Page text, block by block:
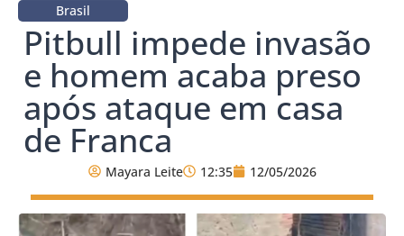
Brasil
Pitbull impede invasão
e homem acaba preso
após ataque em casa
de Franca
Mayara Leite 12:35 12/05/2026